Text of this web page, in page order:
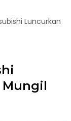
Luncurkan